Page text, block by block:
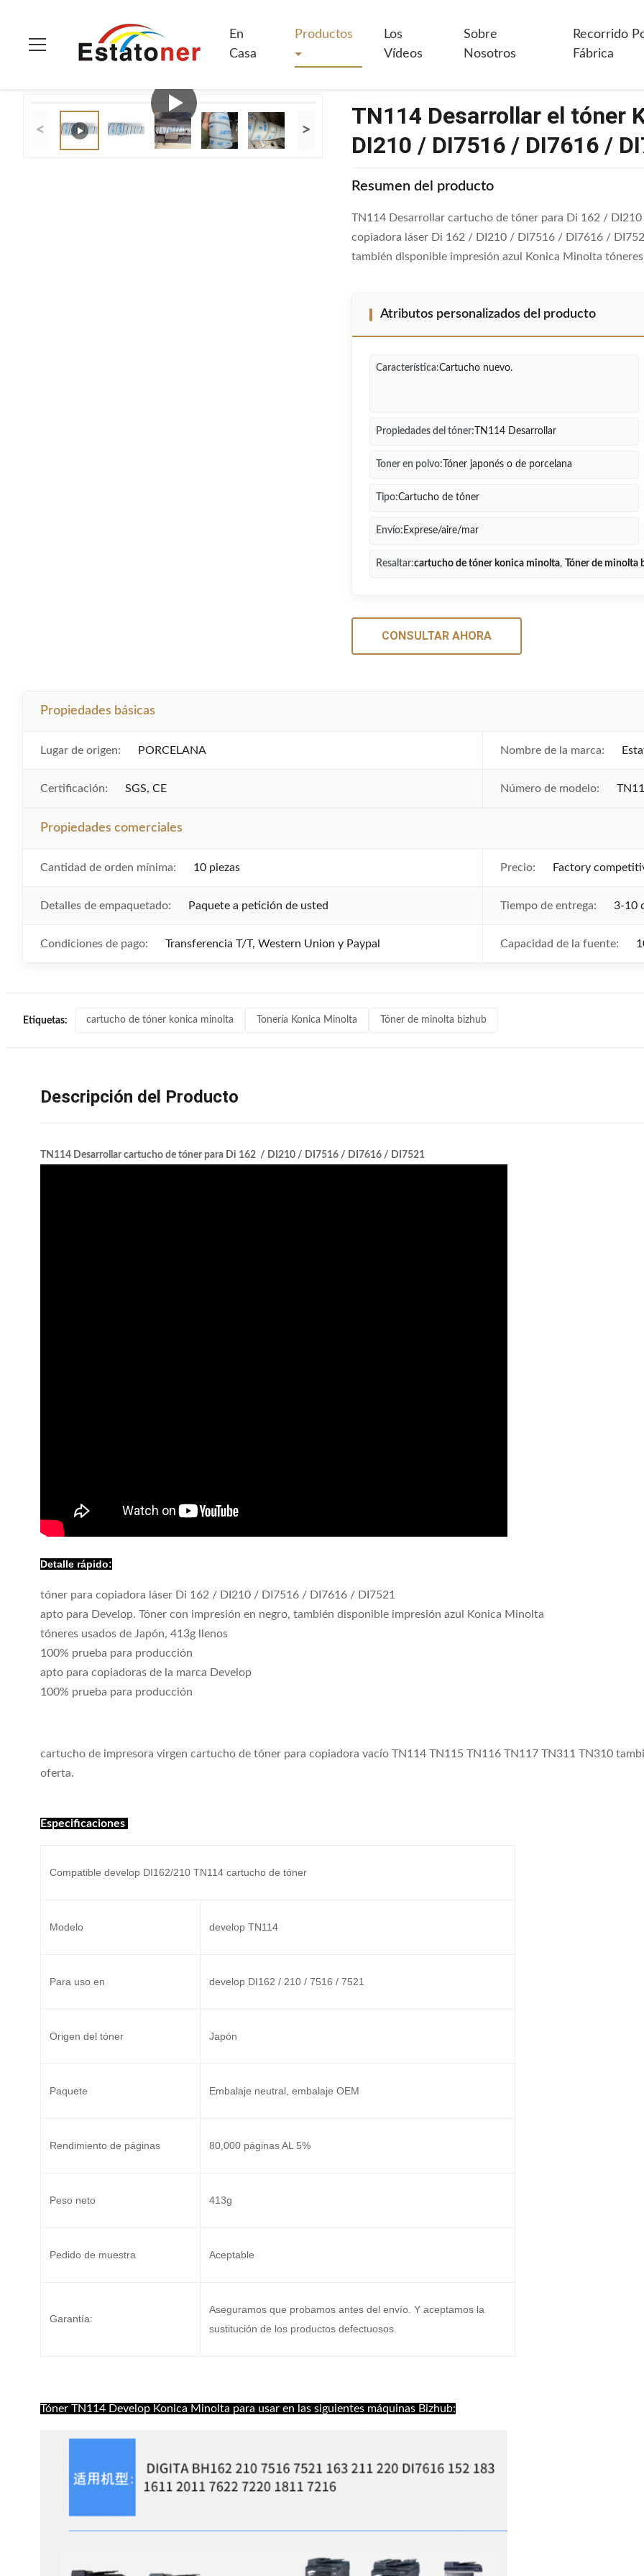
En
Casa
Productos
Los
Vídeos
Sobre
Nosotros
Recorrido
Fábrica
Productos >
< >
TN114 Desarrollar el tóner
DI210 / DI7516 / DI7616 /
Resumen del producto
TN114 Desarrollar cartucho de tóner para Di 162 /
copiadora láser Di 162 / DI210 / DI7516 / DI7616 /
también disponible impresión azul Konica Minolta tóneres
Atributos personalizados del producto
Característica:Cartucho nuevo.
Propiedades del tóner: TN114 Desarrollar
Toner en polvo: Tóner japonés o de porcelana
Tipo:Cartucho de tóner
Envío: Exprese/aire/mar
Resaltar:cartucho de tóner konica minolta, Tóner de minolta
CONSULTAR AHORA
Propiedades básicas
Lugar de origen: PORCELANA Nombre de la marca:
Certificación: SGS, CE Número de modelo:
Propiedades comerciales
Cantidad de orden mínima: 10 piezas Precio: Factory
Detalles de empaquetado: Paquete a petición de usted Tiempo de entrega: 3-10
Condiciones de pago: Transferencia T/T, Western Union y Paypal Capacidad de la fuente:
Etiquetas: cartucho de tóner konica minolta Tonería Konica Minolta Tóner de minolta bizhub
Descripción del Producto
TN114 Desarrollar cartucho de tóner para Di 162 / DI210 / DI7516 / DI7616 / DI7521
Detalle rápido:
tóner para copiadora láser Di 162 / DI210 / DI7516 / DI7616 / DI7521
apto para Develop. Tóner con impresión en negro, también disponible impresión azul Konica Minolta
tóneres usados de Japón, 413g llenos
100% prueba para producción
apto para copiadoras de la marca Develop
100% prueba para producción
cartucho de impresora virgen cartucho de tóner para copiadora vacío TN114 TN115 TN116 TN117 TN311 TN310
oferta.
Especificaciones
Compatible develop DI162/210 TN114 cartucho de tóner
Modelo develop TN114
Para uso en develop DI162 / 210 / 7516 / 7521
Origen del tóner Japón
Paquete Embalaje neutral, embalaje OEM
Rendimiento de páginas 80,000 páginas AL 5%
Peso neto 413g
Pedido de muestra Aceptable
Garantía:
Aseguramos que probamos antes del envío. Y aceptamos la
sustitución de los productos defectuosos.
Tóner TN114 Develop Konica Minolta para usar en las siguientes máquinas Bizhub: